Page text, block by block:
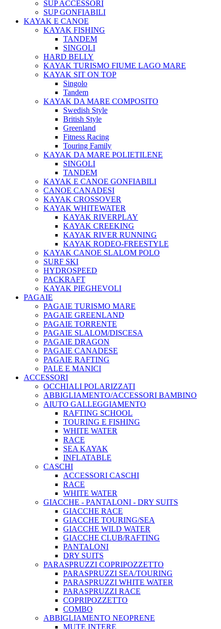
SUP ACCESSORI
SUP GONFIABILI
KAYAK E CANOE
KAYAK FISHING
TANDEM
SINGOLI
HARD BELLY
KAYAK TURISMO FIUME LAGO MARE
KAYAK SIT ON TOP
Singolo
Tandem
KAYAK DA MARE COMPOSITO
Swedish Style
British Style
Greenland
Fitness Racing
Touring Family
KAYAK DA MARE POLIETILENE
SINGOLI
TANDEM
KAYAK E CANOE GONFIABILI
CANOE CANADESI
KAYAK CROSSOVER
KAYAK WHITEWATER
KAYAK RIVERPLAY
KAYAK CREEKING
KAYAK RIVER RUNNING
KAYAK RODEO-FREESTYLE
KAYAK CANOE SLALOM POLO
SURF SKI
HYDROSPEED
PACKRAFT
KAYAK PIEGHEVOLI
PAGAIE
PAGAIE TURISMO MARE
PAGAIE GREENLAND
PAGAIE TORRENTE
PAGAIE SLALOM/DISCESA
PAGAIE DRAGON
PAGAIE CANADESE
PAGAIE RAFTING
PALE E MANICI
ACCESSORI
OCCHIALI POLARIZZATI
ABBIGLIAMENTO/ACCESSORI BAMBINO
AIUTO GALLEGGIAMENTO
RAFTING SCHOOL
TOURING E FISHING
WHITE WATER
RACE
SEA KAYAK
INFLATABLE
CASCHI
ACCESSORI CASCHI
RACE
WHITE WATER
GIACCHE - PANTALONI - DRY SUITS
GIACCHE RACE
GIACCHE TOURING/SEA
GIACCHE WILD WATER
GIACCHE CLUB/RAFTING
PANTALONI
DRY SUITS
PARASPRUZZI COPRIPOZZETTO
PARASPRUZZI SEA/TOURING
PARASPRUZZI WHITE WATER
PARASPRUZZI RACE
COPRIPOZZETTO
COMBO
ABBIGLIAMENTO NEOPRENE
MUTE INTERE